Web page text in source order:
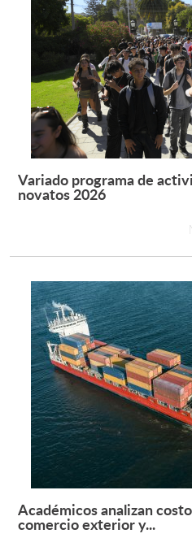
Variado programa de
novatos 2026
Académicos analizan
comercio exterior y...